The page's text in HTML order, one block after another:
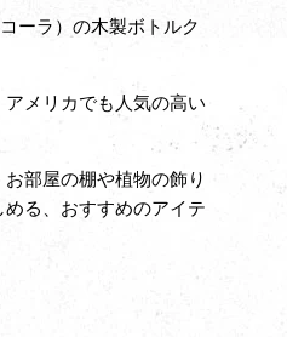
ーラ）の木製ボトルク
メリカでも人気の高い
部屋の棚や植物の飾り
る、おすすめのアイテ